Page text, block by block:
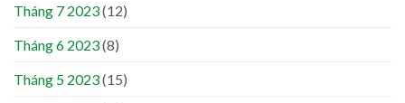
Tháng 7 2023(12)
Tháng 6 2023(8)
Tháng 5 2023(15)